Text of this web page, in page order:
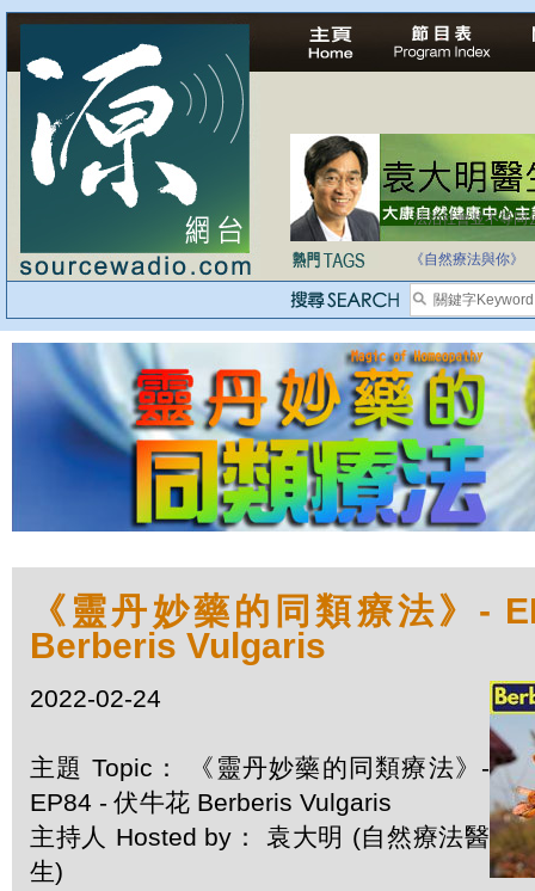
法治社會並不等同
自家教育合法化-
《自然療法與你》
《靈丹妙藥的同類療法》-
Berberis Vulgaris
2022-02-24
主題 Topic： 《靈丹妙藥的同類療法》-
EP84 - 伏牛花 Berberis Vulgaris
主持人 Hosted by： 袁大明 (自然療法醫
生)